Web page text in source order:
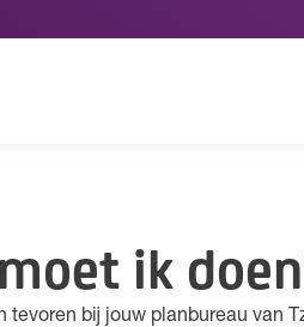
ik
bij jouw planbureau van